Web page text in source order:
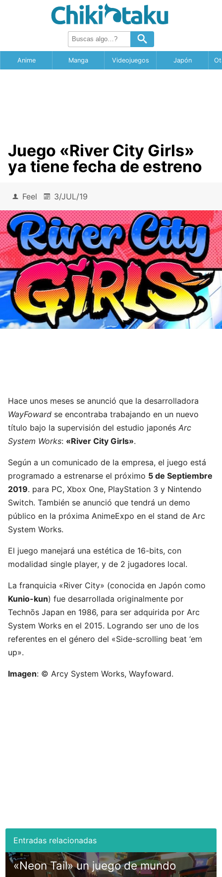
Anime Manga Videojuegos Japón
Juego «River City Girls»
ya tiene fecha de estreno
Feel 3/JUL/19
Hace unos meses se anunció que la desarrolladora
WayFoward se encontraba trabajando en un nuevo
título bajo la supervisión del estudio japonés Arc
System Works: «River City Girls».
Según a un comunicado de la empresa, el juego está
programado a estrenarse el próximo 5 de Septiembre
2019. para PC, Xbox One, PlayStation 3 y Nintendo
Switch. También se anunció que tendrá un demo
público en la próxima AnimeExpo en el stand de Arc
System Works.
El juego manejará una estética de 16-bits, con
modalidad single player, y de 2 jugadores local.
La franquicia «River City» (conocida en Japón como
Kunio-kun) fue desarrollada originalmente por
Technōs Japan en 1986, para ser adquirida por Arc
System Works en el 2015. Logrando ser uno de los
referentes en el género del «Side-scrolling beat ‘em
up».
Imagen: © Arcy System Works, Wayfoward.
«Neon Tail» un juego de mundo